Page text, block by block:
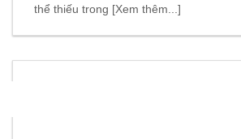
thể thiếu trong [Xem thêm...]